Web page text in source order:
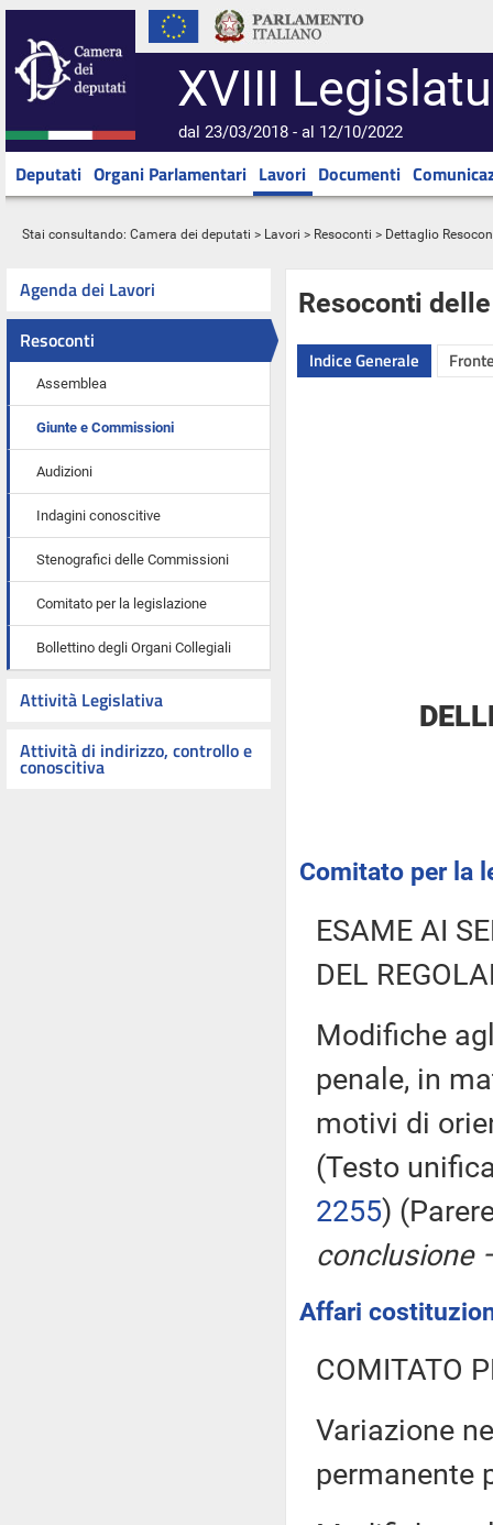
XVIII
dal 23/03/2018 - al 12/10/2022
Deputati Organi Parlamentari Lavori Documenti
Stai consultando: Camera dei deputati > Lavori > Resoconti > Dettaglio
Agenda dei Lavori
Resoconti
Assemblea
Giunte e Commissioni
Audizioni
Indagini conoscitive
Stenografici delle Commissioni
Comitato per la legislazione
Bollettino degli Organi Collegiali
Attività Legislativa
Attività di indirizzo, controllo e
conoscitiva
Resoconti
Indice Generale
Comitato per la
ESAME AI
DEL
Modifiche
penale, in
motivi di
(Testo
2255)
conclusione
Affari
COMITATO
Variazione
permanente